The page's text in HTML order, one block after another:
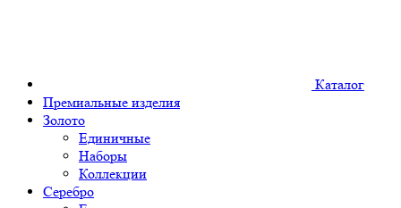
Каталог
Премиальные изделия
Золото
Единичные
Наборы
Коллекции
Серебро